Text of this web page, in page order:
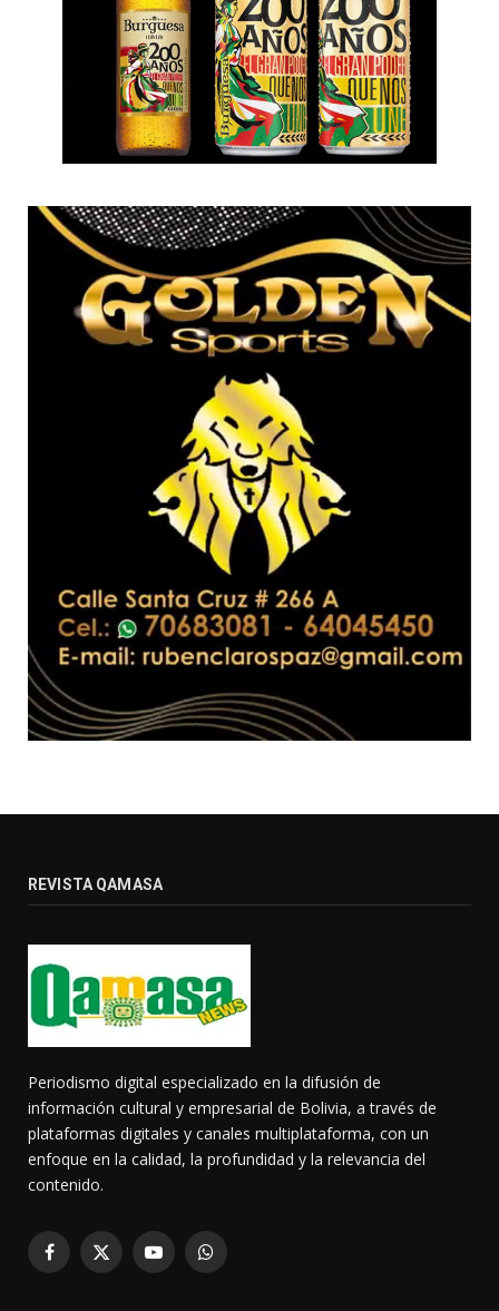
REVISTA QAMASA
Periodismo digital especializado en la difusión de
información cultural y empresarial de Bolivia, a través de
plataformas digitales y canales multiplataforma, con un
enfoque en la calidad, la profundidad y la relevancia del
contenido.
Facebook
X
YouTubeWhatsApp